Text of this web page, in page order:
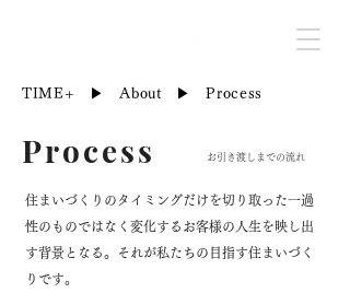
TIME+ ▶︎ About ▶︎ Process
Process お引き渡しまでの流れ
住まいづくりのタイミングだけを切り取った一過
性のものではなく変化するお客様の人生を映し出
す背景となる。それが私たちの目指す住まいづく
りです。